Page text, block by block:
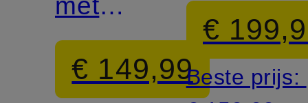
afneembare
capuchon
€ 149,99
€
Beste prijs: